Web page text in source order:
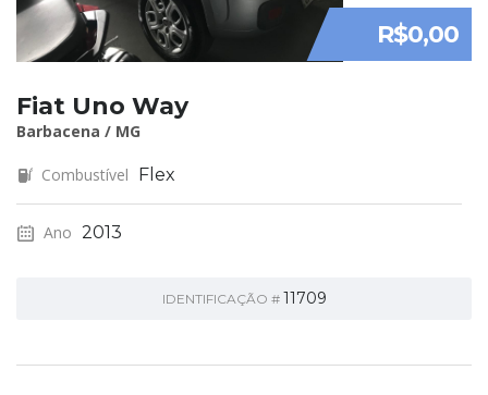
R$0,00
Fiat Uno Way
Barbacena / MG
Combustível Flex
Ano 2013
IDENTIFICAÇÃO # 11709